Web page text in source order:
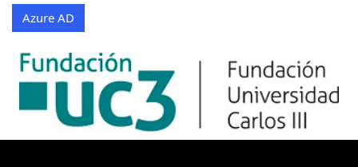
Azure AD